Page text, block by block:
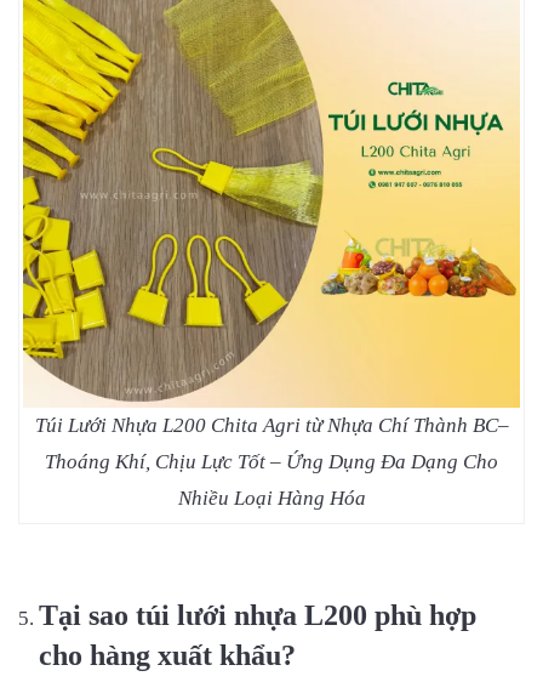
Túi Lưới Nhựa L200 Chita Agri từ Nhựa Chí Thành BC–
Thoáng Khí, Chịu Lực Tốt – Ứng Dụng Đa Dạng Cho
Nhiều Loại Hàng Hóa
Tại sao túi lưới nhựa L200 phù hợp
cho hàng xuất khẩu?